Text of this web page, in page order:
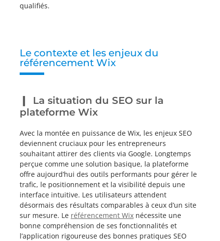
qualifiés.
Le contexte et les enjeux du
référencement Wix
La situation du SEO sur la
plateforme Wix
Avec la montée en puissance de Wix, les enjeux SEO
deviennent cruciaux pour les entrepreneurs
souhaitant attirer des clients via Google. Longtemps
perçue comme une solution basique, la plateforme
offre aujourd’hui des outils performants pour gérer le
trafic, le positionnement et la visibilité depuis une
interface intuitive. Les utilisateurs attendent
désormais des résultats comparables à ceux d’un site
sur mesure. Le référencement Wix nécessite une
bonne compréhension de ses fonctionnalités et
l’application rigoureuse des bonnes pratiques SEO